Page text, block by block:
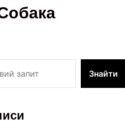
Знайти